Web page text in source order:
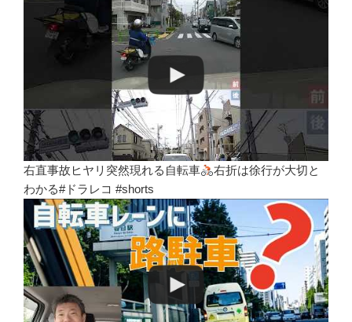
右直事故ヒヤリ突然現れる自転車
右折は徐行が大切と
わかる#ドラレコ #shorts